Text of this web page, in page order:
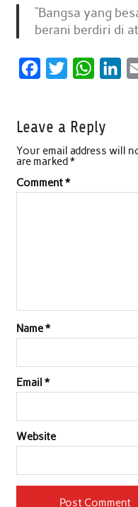
“Bangsa yang
berani berdiri di
e
b
o
t
e
r
W
t
s
p
e
I
Leave a Reply
Your email address will
are marked*
Comment*
Name*
Email *
Website